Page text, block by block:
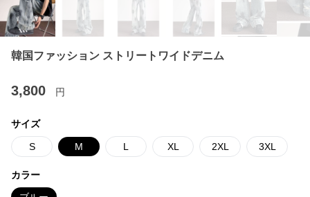
韓国ファッション ストリートワイドデニム
3,800 円
サイズ
S M L XL 2XL 3XL
カラー